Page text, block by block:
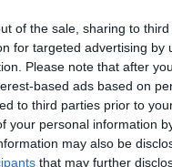
of the sale, sharing to
for targeted advertising
Please note that after
based ads based on
to third parties prior to
your personal information
may also be
that may further